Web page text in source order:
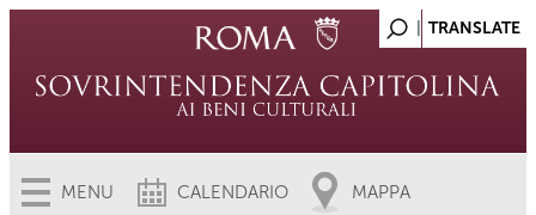
MENU CALENDARIO MAPPA